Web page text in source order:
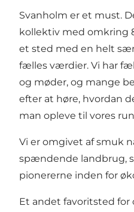
Svanholm er et must.
kollektiv med omkring
et sted med en helt
fælles værdier. Vi har
og møder, og mange
efter at høre, hvordan
man opleve til vores
Vi er omgivet af smuk
spændende landbrug,
pionererne inden for
Et andet favoritsted for